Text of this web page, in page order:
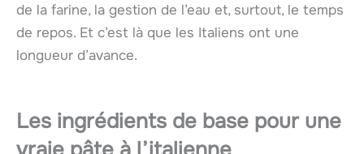
de la farine, la gestion de l’eau et, surtout, le temps
de repos. Et c’est là que les Italiens ont une
longueur d’avance.
Les ingrédients de base pour une